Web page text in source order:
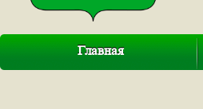
Главная